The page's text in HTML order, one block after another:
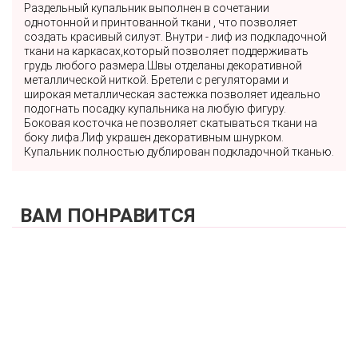
Раздельный купальник выполнен в сочетании
однотонной и принтованной ткани , что позволяет
создать красивый силуэт. Внутри - лиф из подкладочной
ткани на каркасах,который позволяет поддерживать
грудь любого размера.Швы отделаны декоративной
металлической ниткой. Бретели с регуляторами и
широкая металлическая застежка позволяет идеально
подогнать посадку купальника на любую фигуру.
Боковая косточка не позволяет скатываться ткани на
боку лифа.Лиф украшен декоративным шнурком.
Купальник полностью дублирован подкладочной тканью.
ВАМ ПОНРАВИТСЯ